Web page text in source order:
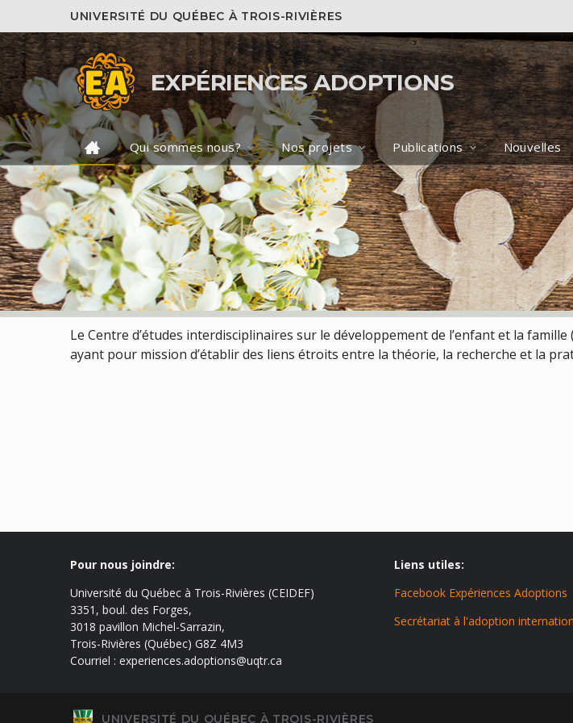
UNIVERSITÉ DU QUÉBEC À TROIS-RIVIÈRES
EXPÉRIENCES ADOPTIONS
Qui sommes nous? Nos projets Publications Nouvelles
Le Centre d’études interdisciplinaires sur le développement de l’enfant et la
ayant pour mission d’établir des liens étroits entre la théorie, la recherche et la
Pour nous joindre:
Université du Québec à Trois-Rivières (CEIDEF)
3351, boul. des Forges,
3018 pavillon Michel-Sarrazin,
Trois-Rivières (Québec) G8Z 4M3
Courriel : experiences.adoptions@uqtr.ca
Liens utiles:
Facebook Expériences Adoptions
Secrétariat à l'adoption
UNIVERSITÉ DU QUÉBEC À TROIS-RIVIÈRES